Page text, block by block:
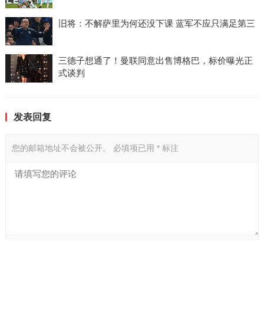
旧将：不解萨里为何还没下课 蓝军不应只满足第三
三德子想通了！曼联同意出售博格巴，标价曝光正
式谈判
发表回复
您的邮箱地址不会被公开。 必填项已用 *标注